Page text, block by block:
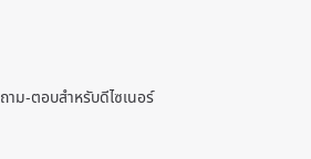
ถาม-ตอบสำหรับดีไซเนอร์